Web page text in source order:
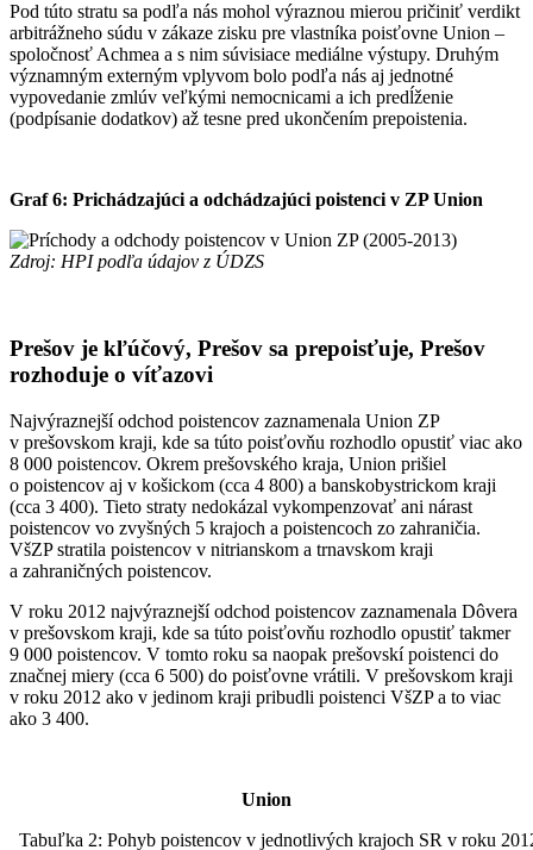
Pod túto stratu sa podľa nás mohol výraznou mierou pričiniť verdikt
arbitrážneho súdu v zákaze zisku pre vlastníka poisťovne Union –
spoločnosť Achmea a s nim súvisiace mediálne výstupy. Druhým
významným externým vplyvom bolo podľa nás aj jednotné
vypovedanie zmlúv veľkými nemocnicami a ich predĺženie
(podpísanie dodatkov) až tesne pred ukončením prepoistenia.
Graf 6: Prichádzajúci a odchádzajúci poistenci v ZP Union
Zdroj: HPI podľa údajov z ÚDZS
Prešov je kľúčový, Prešov sa prepoisťuje, Prešov
rozhoduje o víťazovi
Najvýraznejší odchod poistencov zaznamenala Union ZP
v prešovskom kraji, kde sa túto poisťovňu rozhodlo opustiť viac ako
8 000 poistencov. Okrem prešovského kraja, Union prišiel
o poistencov aj v košickom (cca 4 800) a banskobystrickom kraji
(cca 3 400). Tieto straty nedokázal vykompenzovať ani nárast
poistencov vo zvyšných 5 krajoch a poistencoch zo zahraničia.
VšZP stratila poistencov v nitrianskom a trnavskom kraji
a zahraničných poistencov.
V roku 2012 najvýraznejší odchod poistencov zaznamenala Dôvera
v prešovskom kraji, kde sa túto poisťovňu rozhodlo opustiť takmer
9 000 poistencov. V tomto roku sa naopak prešovskí poistenci do
značnej miery (cca 6 500) do poisťovne vrátili. V prešovskom kraji
v roku 2012 ako v jedinom kraji pribudli poistenci VšZP a to viac
ako 3 400.
Union
Tabuľka 2: Pohyb poistencov v jednotlivých krajoch SR v roku